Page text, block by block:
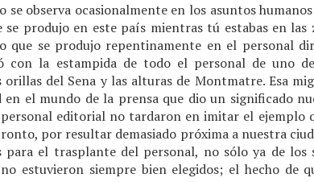
se observa ocasionalmente en los asuntos
se produjo en este país mientras tú estabas en las
que se produjo repentinamente en el personal
con la estampida de todo el personal de uno
orillas del Sena y las alturas de Montmatre. Esa
el mundo de la prensa que dio un significado
editorial no tardaron en imitar el ejemplo
por resultar demasiado próxima a nuestra
para el trasplante del personal, no sólo ya de los
no estuvieron siempre bien elegidos; el hecho de